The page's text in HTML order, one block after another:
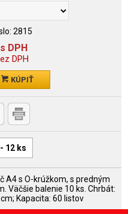
2815
s DPH
DPH
KÚPIŤ
12 ks
A4 s O-krúžkom, s predným
Väčšie balenie 10 ks. Chrbát:
Kapacita: 60 listov